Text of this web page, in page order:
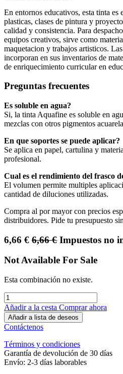
En entornos educativos, esta tinta es
plasticas, clases de pintura y
calidad y consistencia. Para
equipos creativos, sirve como
maquetacion y trabajos artisticos.
incorporan en sus inventarios de
de enriquecimiento curricular en
Preguntas frecuentes
Es soluble en agua?
Si, la tinta Aquafine es soluble en
mezclas con otros pigmentos
En que soportes se puede aplicar?
Se aplica en papel, cartulina y
profesional.
Cual es el rendimiento del frasco
El volumen permite multiples
cantidad de diluciones utilizadas.
Compra al por mayor con precios
distribuidores. Pide tu presupuesto
6,66 € 6,66€ Impuestos no
Not Available For Sale
Esta combinación no existe.
Añadir a la cesta Comprar ahora
Añadir a lista de deseos
Contáctenos
Términos y condiciones
Garantía de devolución de 30 días
Envío: 2-3 días laborables